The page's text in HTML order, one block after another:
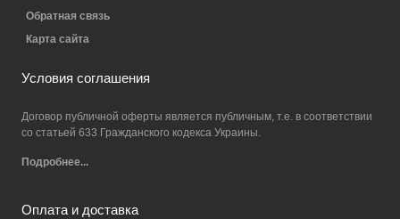
Обратная связь
Карта сайта
Условия соглашения
Договор публичной оферты является публичным, т.е. в соответствии
со статьей 633 Гражданского кодекса Украины.
Подробнее...
Оплата и доставка